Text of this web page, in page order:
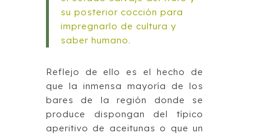
su posterior cocción para
impregnarlo de cultura y
saber humano.
Reflejo de ello es el hecho de
que la inmensa mayoría de los
bares de la región donde se
produce dispongan del típico
aperitivo de aceitunas o que un